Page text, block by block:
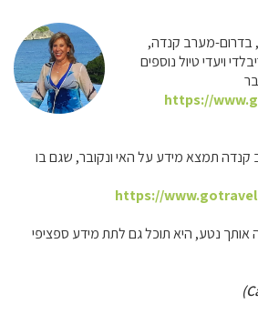
בדרום-מערב קנדה,
ויעדי טיול נוספים
https://
תמצא מידע על האי ונקובר, שגם בו
https://
נטע, היא תוכל גם לתת מידע ספציפי